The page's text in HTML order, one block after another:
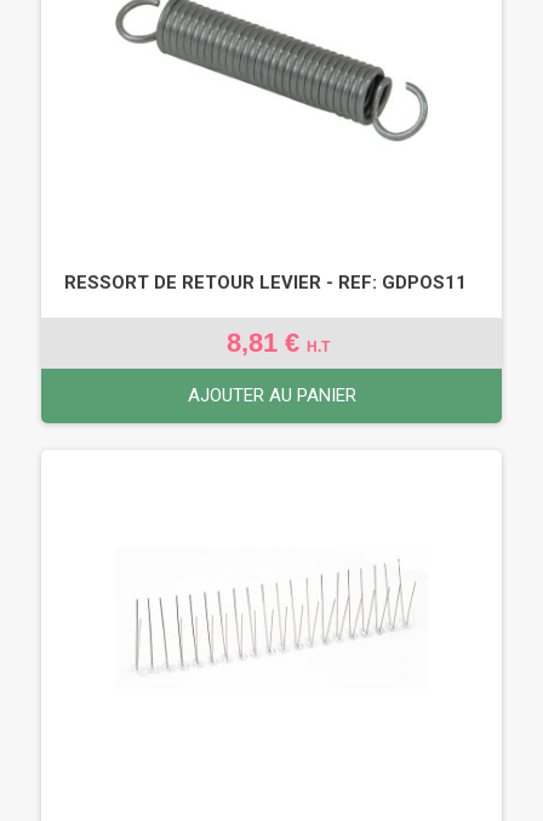
RESSORT DE RETOUR LEVIER - REF: GDPOS11
8,81 € H.T
AJOUTER AU PANIER